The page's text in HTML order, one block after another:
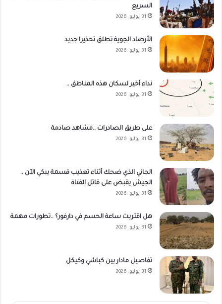
السريع
31 يوليو، 2026
الأرصاد الجوية تطلق تحذيرا جديد
31 يوليو، 2026
نداء أخير لسكان هذه المناطق ..
31 يوليو، 2026
على طريق الصادرات ..مشاهد صادمة
31 يوليو، 2026
الجاني الذي ضحك أثناء تعذيب قسمة يبكي الآن ..
الجيش يقبض على قاتل الفتاة
31 يوليو، 2026
هل اقتربت ساعة الحسم في دارفور؟ ..تطورات مهمة
31 يوليو، 2026
تفاصيل مادار بين كباشي وكيكل
31 يوليو، 2026